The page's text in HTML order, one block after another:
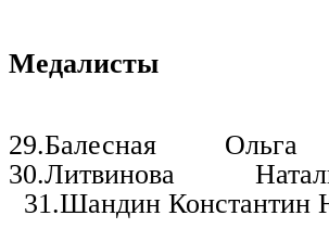
Медалисты
29.Балесная
Ольга
30.Литвинова
31.Шандин Константин